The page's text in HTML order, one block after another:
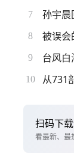
7 孙宇晨
8 被误会
9 台风
10 从731
扫码下
看最新、最